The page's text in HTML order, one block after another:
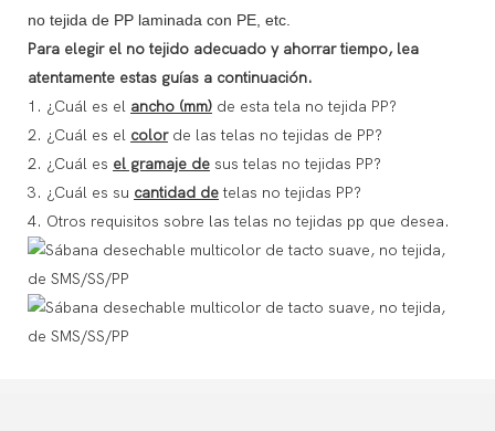
no tejida de PP laminada con PE, etc.
Para elegir el no tejido adecuado y ahorrar tiempo, lea
atentamente estas guías a continuación.
1. ¿Cuál es el ancho (mm) de esta tela no tejida PP?
2. ¿Cuál es el colorde las telas no tejidas de PP?
2. ¿Cuál es el gramaje de sus telas no tejidas PP?
3. ¿Cuál es su cantidad de telas no tejidas PP?
4. Otros requisitos sobre las telas no tejidas pp que desea.